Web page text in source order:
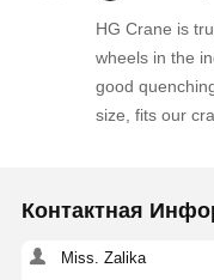
companies!
HG Crane is
wheels in the
good
size, fits our
Контактная
Miss. Zalika